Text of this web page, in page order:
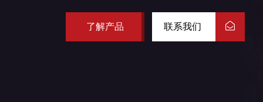
了解产品 联系我们